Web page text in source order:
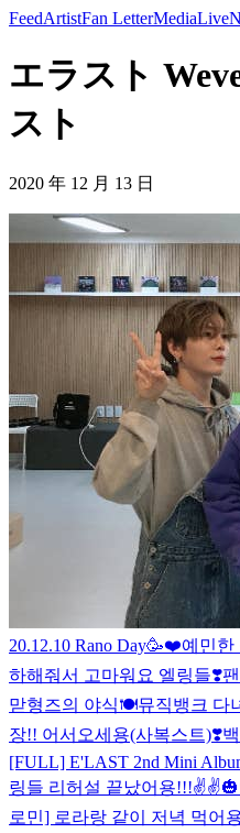
FeedArtistFan LetterMediaLive
エラスト
スト
2020 年 12 月 13 日
20.12.10 Rano Day🥳❤️예민한
하해줘서 고마워요 엘링들❣️
맏형즈의 야식🍽뮤직뱅크 다
장!! 어서오세용(사복스트)❣️
[FULL] E'LAST 2nd Mini
링들 리허설 끝났어용!!!✌️✌️
로민] 로라랑 같이 저녁 먹어